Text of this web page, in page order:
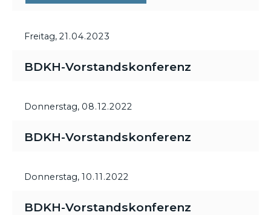
Messe
Freitag, 21.04.2023
BDKH-Vorstandskonferenz
Donnerstag, 08.12.2022
BDKH-Vorstandskonferenz
Donnerstag, 10.11.2022
BDKH-Vorstandskonferenz